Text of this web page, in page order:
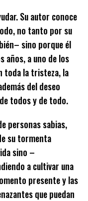
Su autor conoce
no tanto por su
sino porque él
años, a uno de los
toda la tristeza, la
del deseo
todos y de todo.
personas sabias,
su tormenta
sino –
a cultivar una
presente y las
que puedan